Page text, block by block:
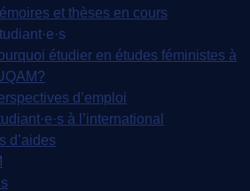
et thèses en cours
étudier en études féministes à
d’emploi
à l’international
d’aides